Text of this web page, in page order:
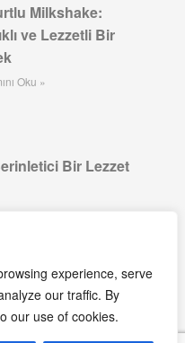
experience, serve
our traffic. By
our use of cookies.
Milkshake:
ve Lezzetli Bir
Oku »
Bir Lezzet
Milk Shake
Oku »